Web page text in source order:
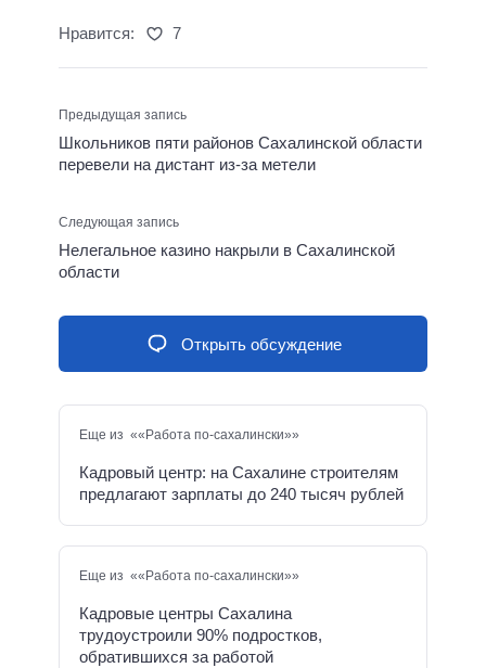
Нравится: 7
Предыдущая запись
Школьников пяти районов Сахалинской области
перевели на дистант из-за метели
Следующая запись
Нелегальное казино накрыли в Сахалинской
области
Открыть обсуждение
Еще из ««Работа по-сахалински»»
Кадровый центр: на Сахалине строителям
предлагают зарплаты до 240 тысяч рублей
Еще из ««Работа по-сахалински»»
Кадровые центры Сахалина
трудоустроили 90% подростков,
обратившихся за работой